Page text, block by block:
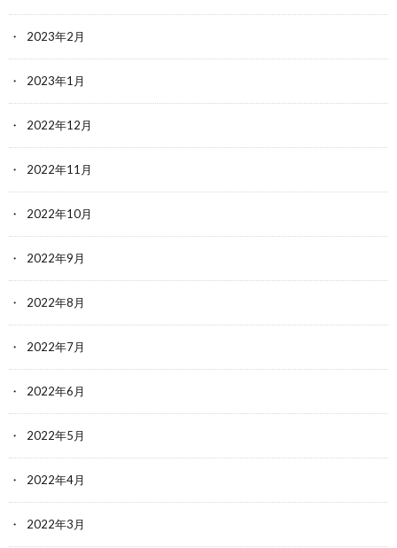
2023年2月
2023年1月
2022年12月
2022年11月
2022年10月
2022年9月
2022年8月
2022年7月
2022年6月
2022年5月
2022年4月
2022年3月